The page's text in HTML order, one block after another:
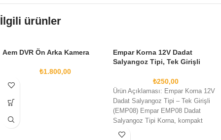
İlgili ürünler
Aem DVR Ön Arka Kamera
₺1.800,00
Empar Korna 12V Dadat
Salyangoz Tipi, Tek Girişli
₺250,00
Ürün Açıklaması: Empar Korna 12V
Dadat Salyangoz Tipi – Tek Girişli
(EMP08) Empar EMP08 Dadat
Salyangoz Tipi Korna, kompakt
yapısı